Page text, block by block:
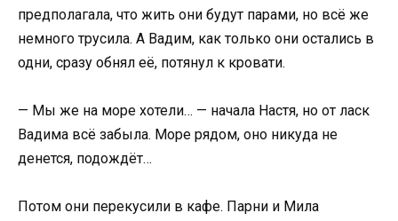
предполагала, что жить они будут парами, но всё же
немного трусила. А Вадим, как только они остались в
одни, сразу обнял её, потянул к кровати.
— Мы же на море хотели… — начала Настя, но от ласк
Вадима всё забыла. Море рядом, оно никуда не
денется, подождёт…
Потом они перекусили в кафе. Парни и Мила